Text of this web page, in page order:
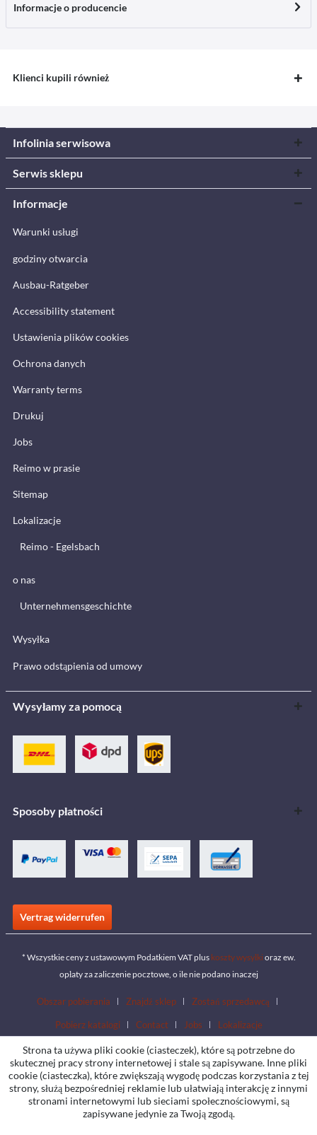
Informacje o producencie
Klienci kupili również
Infolinia serwisowa
Serwis sklepu
Informacje
Warunki usługi
godziny otwarcia
Ausbau-Ratgeber
Accessibility statement
Ustawienia plików cookies
Ochrona danych
Warranty terms
Drukuj
Jobs
Reimo w prasie
Sitemap
Lokalizacje
Reimo - Egelsbach
o nas
Unternehmensgeschichte
Wysyłka
Prawo odstąpienia od umowy
Wysyłamy za pomocą
Sposoby płatności
Vertrag widerrufen
* Wszystkie ceny z ustawowym Podatkiem VAT plus koszty wysyłki oraz ew.
opłaty za zaliczenie pocztowe, o ile nie podano inaczej
Obszar pobierania Znajdź sklep Zostań sprzedawcą
Pobierz katalogi Contact Jobs Lokalizacje
Strona ta używa pliki cookie (ciasteczek), które są potrzebne do
skutecznej pracy strony internetowej i stale są zapisywane. Inne pliki
cookie (ciasteczka), które zwiększają wygodę podczas korzystania z tej
strony, służą bezpośredniej reklamie lub ułatwiają interakcję z innymi
stronami internetowymi lub sieciami społecznościowymi, są
zapisywane jedynie za Twoją zgodą.